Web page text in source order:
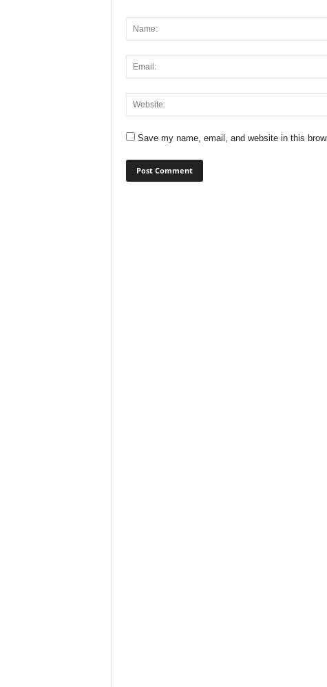
Save my name, email, and website in this